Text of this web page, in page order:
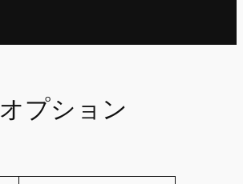
オプション